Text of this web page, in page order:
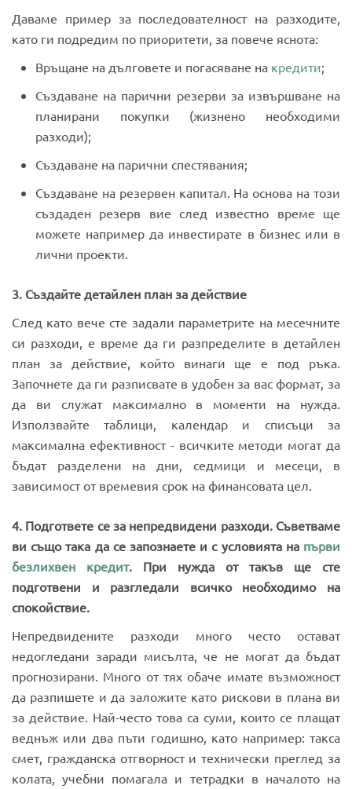
Даваме пример за последователност на разходите,
като ги подредим по приоритети, за повече яснота:
Връщане на дълговете и погасяване на кредити;
Създаване на парични резерви за извършване на
планирани покупки (жизнено необходими
разходи);
Създаване на парични спестявания;
Създаване на резервен капитал. На основа на този
създаден резерв вие след известно време ще
можете например да инвестирате в бизнес или в
лични проекти.
3. Създайте детайлен план за действие
След като вече сте задали параметрите на месечните
си разходи, е време да ги разпределите в детайлен
план за действие, който винаги ще е под ръка.
Започнете да ги разписвате в удобен за вас формат, за
да ви служат максимално в моменти на нужда.
Използвайте таблици, календар и списъци за
максимална ефективност - всичките методи могат да
бъдат разделени на дни, седмици и месеци, в
зависимост от времевия срок на финансовата цел.
4. Подгответе се за непредвидени разходи. Съветваме
ви също така да се запознаете и с условията на първи
безлихвен кредит. При нужда от такъв ще сте
подготвени и разгледали всичко необходимо на
спокойствие.
Непредвидените разходи много често остават
недогледани заради мисълта, че не могат да бъдат
прогнозирани. Много от тях обаче имате възможност
да разпишете и да заложите като рискови в плана ви
за действие. Най-често това са суми, които се плащат
веднъж или два пъти годишно, като например: такса
смет, гражданска отгворност и технически преглед за
колата, учебни помагала и тетрадки в началото на